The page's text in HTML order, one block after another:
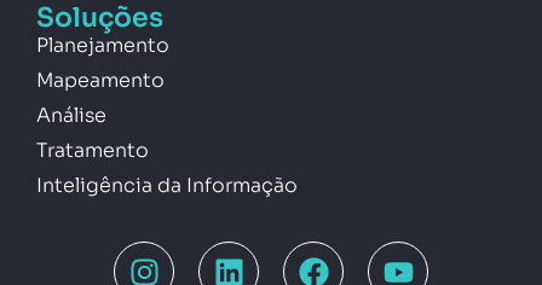
Soluções
Planejamento
Mapeamento
Análise
Tratamento
Inteligência da Informação